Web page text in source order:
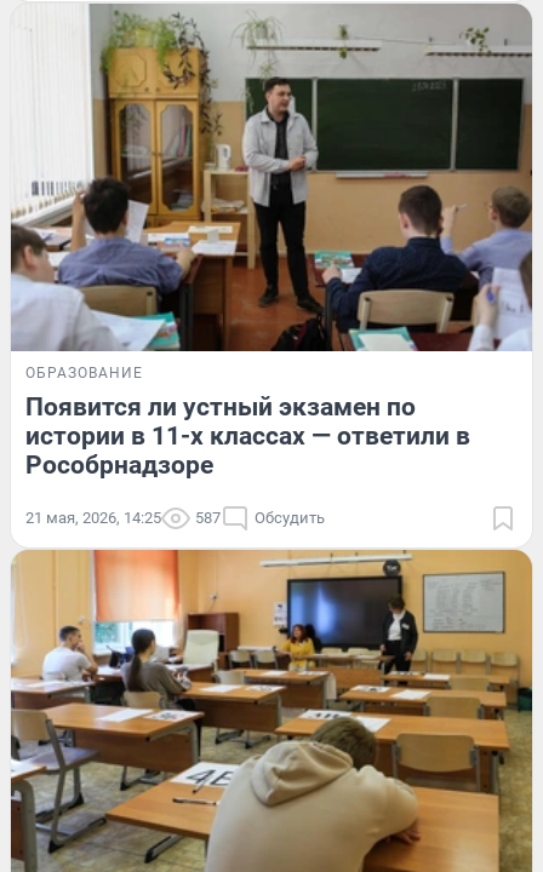
ОБРАЗОВАНИЕ
Появится ли устный экзамен по
истории в 11-х классах — ответили в
Рособрнадзоре
21 мая, 2026, 14:25 587 Обсудить